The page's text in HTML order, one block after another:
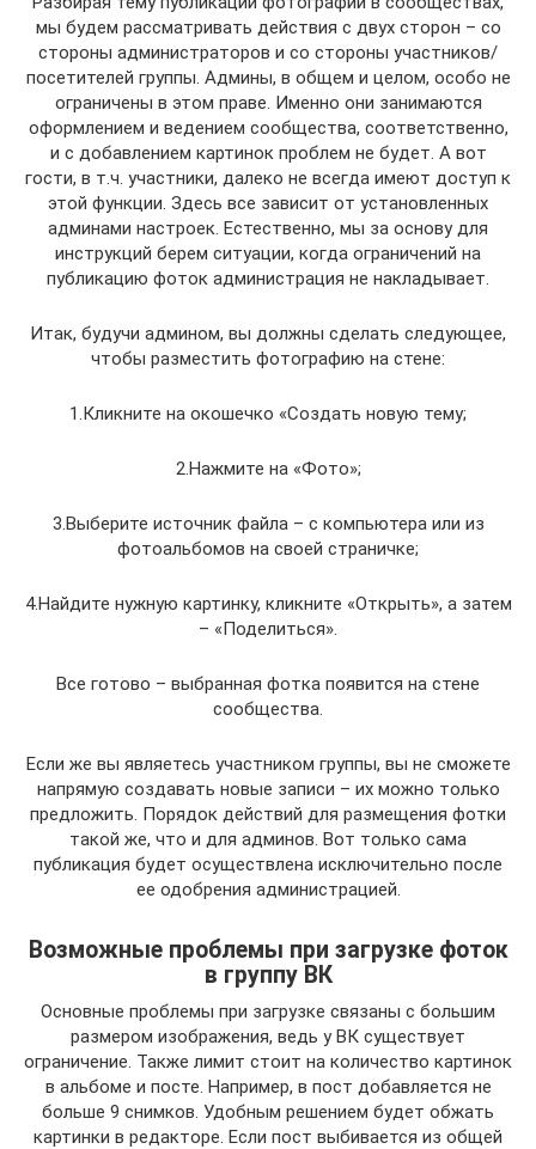
мы будем рассматривать действия с двух сторон – со
стороны администраторов и со стороны участников/
посетителей группы. Админы, в общем и целом, особо не
ограничены в этом праве. Именно они занимаются
оформлением и ведением сообщества, соответственно,
и с добавлением картинок проблем не будет. А вот
гости, в т.ч. участники, далеко не всегда имеют доступ к
этой функции. Здесь все зависит от установленных
админами настроек. Естественно, мы за основу для
инструкций берем ситуации, когда ограничений на
публикацию фоток администрация не накладывает.
Итак, будучи админом, вы должны сделать следующее,
чтобы разместить фотографию на стене:
1.Кликните на окошечко «Создать новую тему;
2.Нажмите на «Фото»;
3.Выберите источник файла – с компьютера или из
фотоальбомов на своей страничке;
4.Найдите нужную картинку, кликните «Открыть», а затем
– «Поделиться».
Все готово – выбранная фотка появится на стене
сообщества.
Если же вы являетесь участником группы, вы не сможете
напрямую создавать новые записи – их можно только
предложить. Порядок действий для размещения фотки
такой же, что и для админов. Вот только сама
публикация будет осуществлена исключительно после
ее одобрения администрацией.
Возможные проблемы при загрузке фоток
в группу ВК
Основные проблемы при загрузке связаны с большим
размером изображения, ведь у ВК существует
ограничение. Также лимит стоит на количество картинок
в альбоме и посте. Например, в пост добавляется не
больше 9 снимков. Удобным решением будет обжать
картинки в редакторе. Если пост выбивается из общей